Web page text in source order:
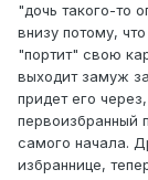
"дочь такого-то
внизу потому,
"портит" свою
выходит замуж
придет его
первоизбранный
самого начала.
избраннице,